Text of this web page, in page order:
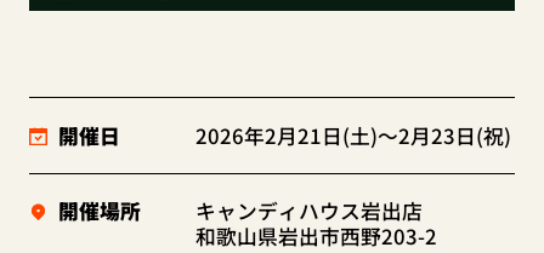
開催日 2026年2月21日(土)～2月23日(祝)
開催場所
キャンディハウス岩出店
和歌山県岩出市西野203-2